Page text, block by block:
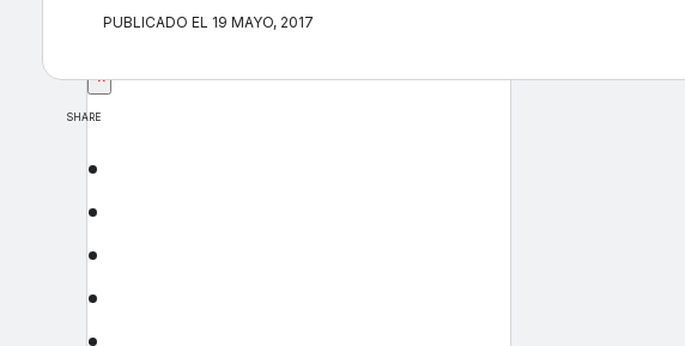
×
PUBLICADO EL 19 MAYO, 2017
SHARE